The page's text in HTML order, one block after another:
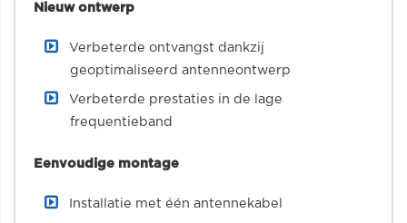
Nieuw ontwerp
Verbeterde ontvangst dankzij
geoptimaliseerd antenneontwerp
Verbeterde prestaties in de lage
frequentieband
Eenvoudige montage
Installatie met één antennekabel